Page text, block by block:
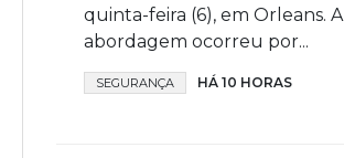
quinta-feira (6), em Orleans. A
abordagem ocorreu por...
SEGURANÇA HÁ 10 HORAS